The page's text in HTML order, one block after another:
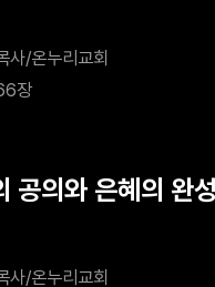
사/온누리교회
장
공의와 은혜의 완
사/온누리교회